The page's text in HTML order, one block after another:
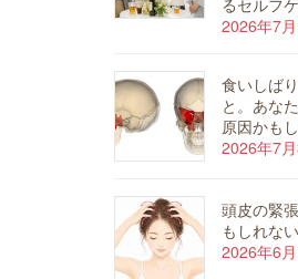
るセルフ
2026年7
食いしば
と。あな
原因かも
2026年7
頭皮の緊
もしれない
2026年6